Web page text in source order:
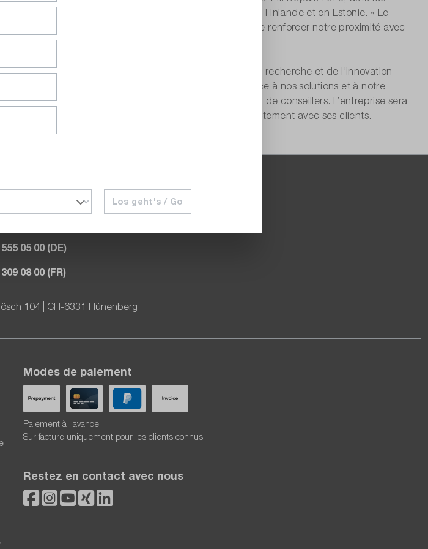
en Allemagne, en Autriche, en Espagne, en Suède, en Finlande et en Estonie. « Le
Mon ambition est de bâtir sur ces fondations afin de renforcer notre proximité avec
manufacturière y reste forte, et les secteurs de la recherche et de l’innovation
nous pouvons apporter une réelle valeur ajoutée, grâce à nos solutions et à notre
proximité, avec une équipe engagée de spécialistes et de conseillers. L’entreprise sera
et au Maintenance 2025 à Zurich, pour échanger directement avec ses clients.
nous y sommes aussi.
aux clients professionnels et aux commerçants.
05 00 (DE)
08 00 (FR)
104 | CH-6331 Hünenberg
Modes de paiement
Paiement à l'avance.
Sur facture uniquement pour les clients connus.
Restez en contact avec nous
Los geht's / Go